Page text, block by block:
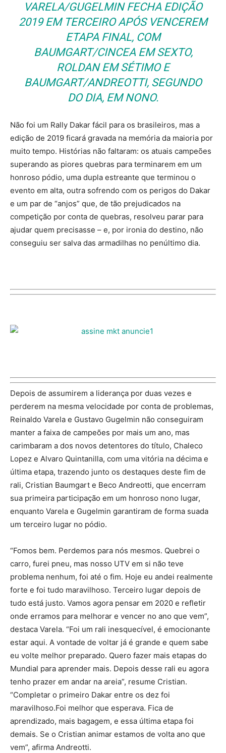
VARELA/GUGELMIN FECHA EDIÇÃO
2019 EM TERCEIRO APÓS VENCEREM
ETAPA FINAL, COM
BAUMGART/CINCEA EM SEXTO,
ROLDAN EM SÉTIMO E
BAUMGART/ANDREOTTI, SEGUNDO
DO DIA, EM NONO.
Não foi um Rally Dakar fácil para os brasileiros, mas a
edição de 2019 ficará gravada na memória da maioria por
muito tempo. Histórias não faltaram: os atuais campeões
superando as piores quebras para terminarem em um
honroso pódio, uma dupla estreante que terminou o
evento em alta, outra sofrendo com os perigos do Dakar
e um par de “anjos” que, de tão prejudicados na
competição por conta de quebras, resolveu parar para
ajudar quem precisasse – e, por ironia do destino, não
conseguiu ser salva das armadilhas no penúltimo dia.
Depois de assumirem a liderança por duas vezes e
perderem na mesma velocidade por conta de problemas,
Reinaldo Varela e Gustavo Gugelmin não conseguiram
manter a faixa de campeões por mais um ano, mas
carimbaram a dos novos detentores do título, Chaleco
Lopez e Alvaro Quintanilla, com uma vitória na décima e
última etapa, trazendo junto os destaques deste fim de
rali, Cristian Baumgart e Beco Andreotti, que encerram
sua primeira participação em um honroso nono lugar,
enquanto Varela e Gugelmin garantiram de forma suada
um terceiro lugar no pódio.
“Fomos bem. Perdemos para nós mesmos. Quebrei o
carro, furei pneu, mas nosso UTV em si não teve
problema nenhum, foi até o fim. Hoje eu andei realmente
forte e foi tudo maravilhoso. Terceiro lugar depois de
tudo está justo. Vamos agora pensar em 2020 e refletir
onde erramos para melhorar e vencer no ano que vem”,
destaca Varela. “Foi um rali inesquecível, é emocionante
estar aqui. A vontade de voltar já é grande e quem sabe
eu volte melhor preparado. Quero fazer mais etapas do
Mundial para aprender mais. Depois desse rali eu agora
tenho prazer em andar na areia”, resume Cristian.
“Completar o primeiro Dakar entre os dez foi
maravilhoso.Foi melhor que esperava. Fica de
aprendizado, mais bagagem, e essa última etapa foi
demais. Se o Cristian animar estamos de volta ano que
vem”, afirma Andreotti.